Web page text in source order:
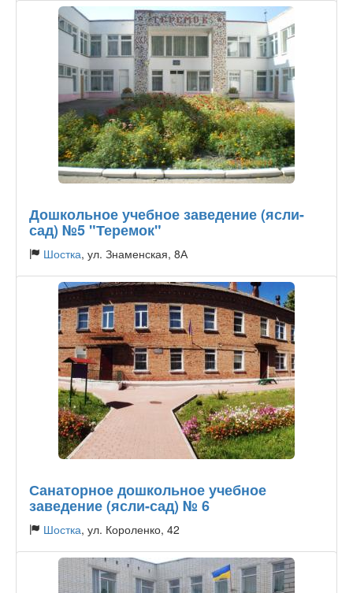
Тип садика:Государственный
Дошкольное учебное заведение (ясли-
сад) №5 "Теремок"
Шостка, ул. Знаменская, 8А
Тип садика:Государственный
Санаторное дошкольное учебное
заведение (ясли-сад) № 6
Шостка, ул. Короленко, 42
Тип садика:Государственный